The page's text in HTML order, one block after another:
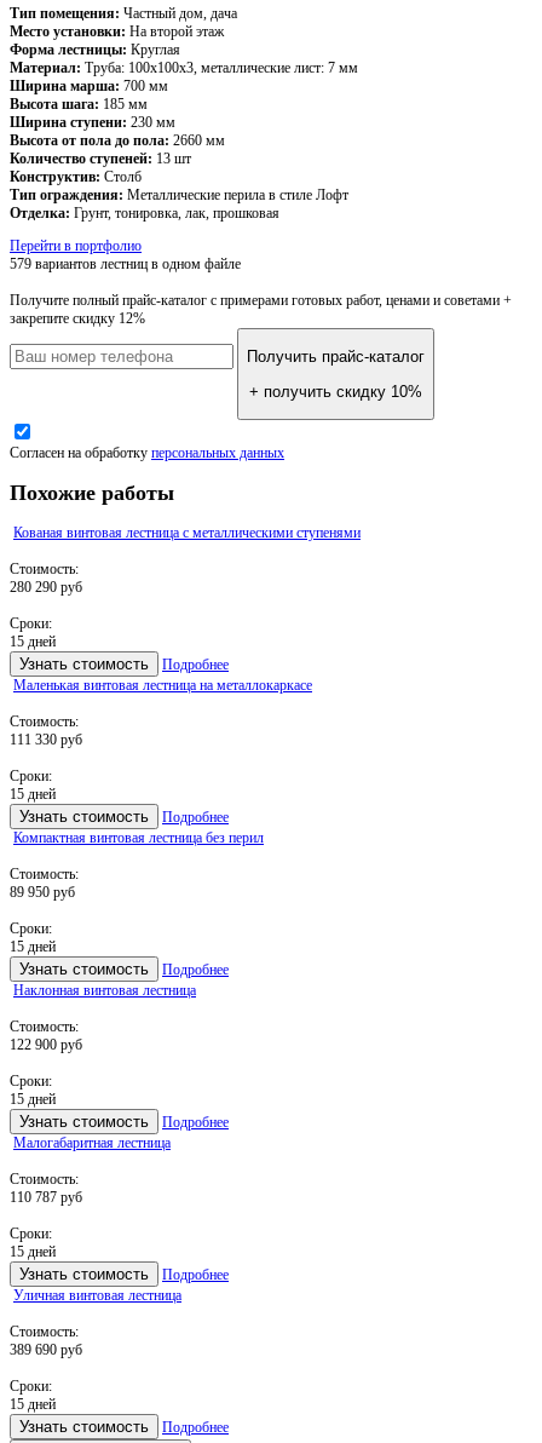
Тип помещения: Частный дом, дача
Место установки: На второй этаж
Форма лестницы: Круглая
Материал: Труба: 100х100х3, металлические лист: 7 мм
Ширина марша: 700 мм
Высота шага: 185 мм
Ширина ступени: 230 мм
Высота от пола до пола: 2660 мм
Количество ступеней: 13 шт
Конструктив: Столб
Тип ограждения: Металлические перила в стиле Лофт
Отделка: Грунт, тонировка, лак, прошковая
Перейти в портфолио
579 вариантов лестниц в одном файле
Получите полный прайс-каталог с примерами готовых работ, ценами и советами +
закрепите скидку 12%
Получить прайс-каталог
+ получить скидку 10%
Согласен на обработку персональных данных
Похожие работы
Кованая винтовая лестница с металлическими ступенями
Стоимость:
280 290 руб
Сроки:
15 дней
Узнать стоимость
Подробнее
Маленькая винтовая лестница на металлокаркасе
Стоимость:
111 330 руб
Сроки:
15 дней
Узнать стоимость
Подробнее
Компактная винтовая лестница без перил
Стоимость:
89 950 руб
Сроки:
15 дней
Узнать стоимость
Подробнее
Наклонная винтовая лестница
Стоимость:
122 900 руб
Сроки:
15 дней
Узнать стоимость
Подробнее
Малогабаритная лестница
Стоимость:
110 787 руб
Сроки:
15 дней
Узнать стоимость
Подробнее
Уличная винтовая лестница
Стоимость:
389 690 руб
Сроки:
15 дней
Узнать стоимость Подробнее